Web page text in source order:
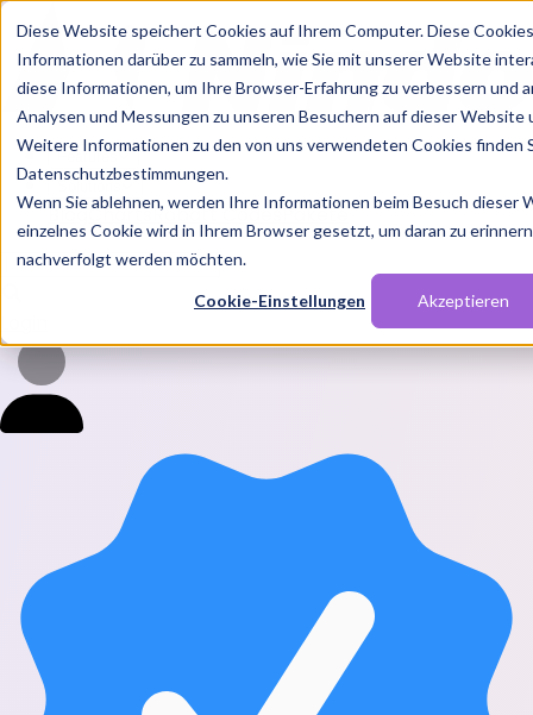
Diese Website speichert Cookies auf Ihrem Computer. Diese
Informationen darüber zu sammeln, wie Sie mit unserer Website
diese Informationen, um Ihre Browser-Erfahrung zu verbessern und
Analysen und Messungen zu unseren Besuchern auf dieser Website
Weitere Informationen zu den von uns verwendeten Cookies finden
Datenschutzbestimmungen.
Wenn Sie ablehnen, werden Ihre Informationen beim Besuch dieser
einzelnes Cookie wird in Ihrem Browser gesetzt, um daran zu
nachverfolgt werden möchten.
Cookie-Einstellungen Akzeptieren
Features
Solutions
BlogChartsRabatt CodesPakete